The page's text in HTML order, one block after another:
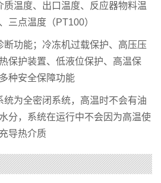
质温度、出口温度、反应器物料温
三点温度（PT100）
断功能；冷冻机过载保护、高压压
保护装置、低液位保护、高温保
种安全保障功能
统为全密闭系统，高温时不会有油
分，系统在运行中不会因为高温使
导热介质